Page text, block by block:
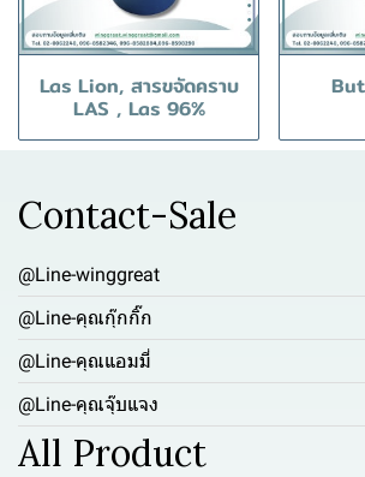
Las Lion, สารขจัดคราบ
LAS , Las 96%
Contact-Sale
@Line-winggreat
@Line-คุณกุ๊กกิ๊ก
@Line-คุณแอมมี่
@Line-คุณจุ๊บแจง
All Product